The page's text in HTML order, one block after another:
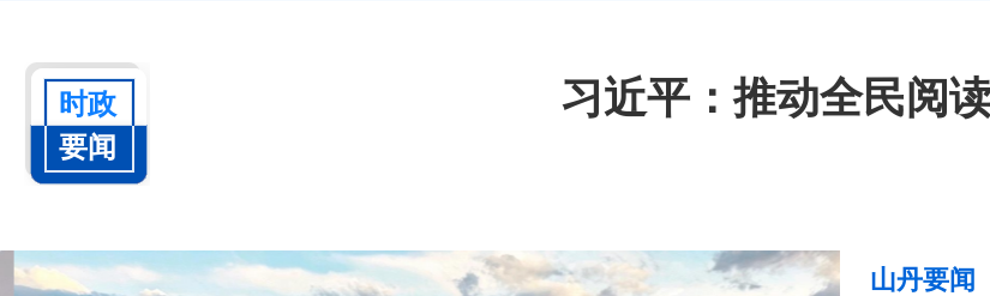
时政
要闻
李强主持召开国务院常务会议 学习贯
山丹要闻